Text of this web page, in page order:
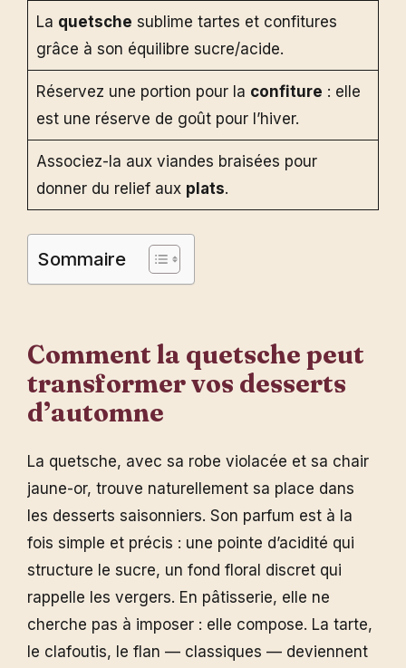
La quetsche sublime tartes et confitures
grâce à son équilibre sucre/acide.
Réservez une portion pour la confiture : elle
est une réserve de goût pour l’hiver.
Associez-la aux viandes braisées pour
donner du relief aux plats.
Sommaire
Comment la quetsche peut
transformer vos desserts
d’automne
La quetsche, avec sa robe violacée et sa chair
jaune-or, trouve naturellement sa place dans
les desserts saisonniers. Son parfum est à la
fois simple et précis : une pointe d’acidité qui
structure le sucre, un fond floral discret qui
rappelle les vergers. En pâtisserie, elle ne
cherche pas à imposer : elle compose. La tarte,
le clafoutis, le flan — classiques — deviennent